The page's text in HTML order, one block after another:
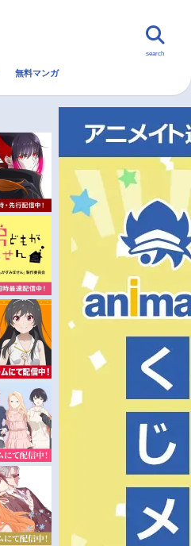
無料マンガ
search
無料マンガ